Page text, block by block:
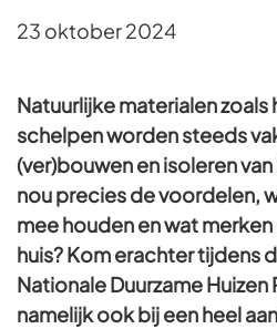
23 oktober 2024
Natuurlijke materialen
schelpen worden steeds
(ver)bouwen en isoleren van
nou precies de voordelen,
mee houden en wat
huis? Kom erachter tijdens
Nationale Duurzame Huizen
namelijk ook bij een heel